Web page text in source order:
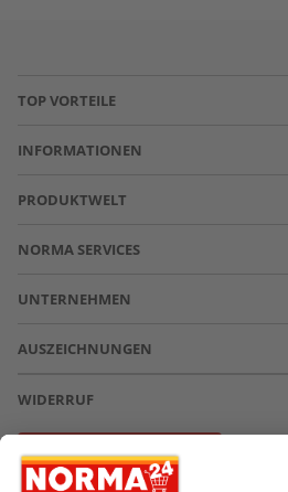
TOP VORTEILE
INFORMATIONEN
PRODUKTWELT
NORMA SERVICES
UNTERNEHMEN
AUSZEICHNUNGEN
WIDERRUF
Vertrag widerrufen